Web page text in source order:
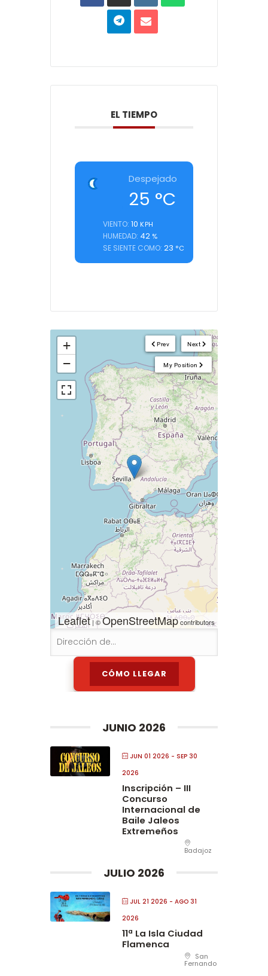
EL TIEMPO
Despejado
25 °C
VIENTO: 10 KPH
HUMEDAD: 42%
SE SIENTE COMO: 23 °C
Next
Prev
My Position
+
−
Leaflet| ©OpenStreetMapcontributors
JUNIO 2026
JUN 01 2026 - SEP 30
2026
Inscripción – III
Concurso
Internacional de
Baile Jaleos
Extremeños
Badajoz
JULIO 2026
JUL 21 2026 - AGO 31
2026
11ª La Isla Ciudad
Flamenca
San
Fernando